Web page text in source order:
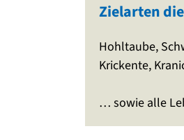
Zielarten
Hohltaube,
Krickente,
… sowie alle